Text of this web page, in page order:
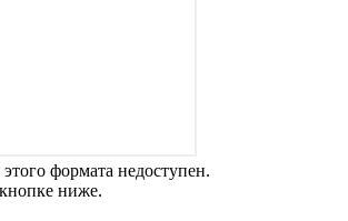
формата недоступен.
ниже.